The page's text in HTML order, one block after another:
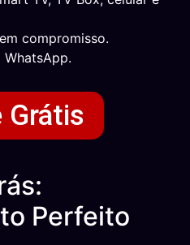
compromisso.
Grátis
Perfeito